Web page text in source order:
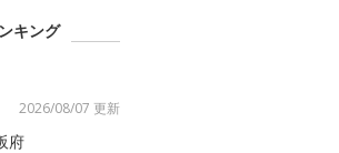
キング
2026/08/07 更新
府